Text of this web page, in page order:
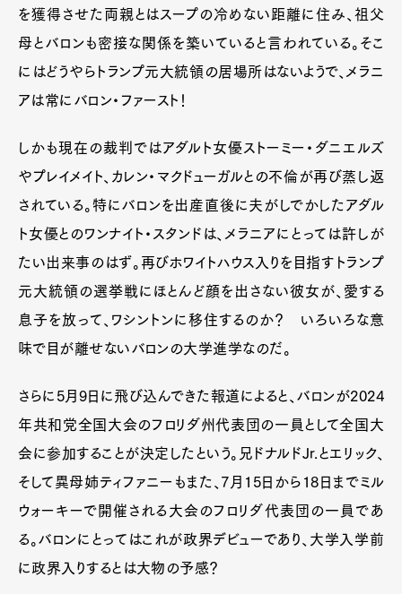
を獲得させた両親とはスープの冷めない距離に住み、祖父
母とバロンも密接な関係を築いていると言われている。そこ
にはどうやらトランプ元大統領の居場所はないようで、メラニ
アは常にバロン・ファースト！
しかも現在の裁判ではアダルト女優ストーミー・ダニエルズ
やプレイメイト、カレン・マクドューガルとの不倫が再び蒸し返
されている。特にバロンを出産直後に夫がしでかしたアダル
ト女優とのワンナイト・スタンドは、メラニアにとっては許しが
たい出来事のはず。再びホワイトハウス入りを目指すトランプ
元大統領の選挙戦にほとんど顔を出さない彼女が、愛する
息子を放って、ワシントンに移住するのか？ いろいろな意
味で目が離せないバロンの大学進学なのだ。
さらに5月9日に飛び込んできた報道によると、バロンが2024
年共和党全国大会のフロリダ州代表団の一員として全国大
会に参加することが決定したという。兄ドナルドJr.とエリック、
そして異母姉ティファニーもまた、7月15日から18日までミル
ウォーキーで開催される大会のフロリダ代表団の一員であ
る。バロンにとってはこれが政界デビューであり、大学入学前
に政界入りするとは大物の予感？